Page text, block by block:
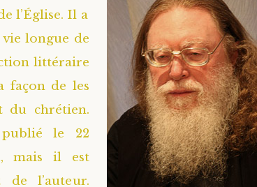
l’Église. Il a
longue de
littéraire
façon de les
du chrétien.
publié le 22
mais il est
l’auteur.